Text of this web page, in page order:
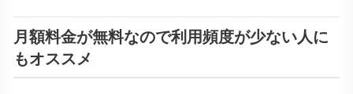
月額料金が無料なので利用頻度が少ない人に
もオススメ